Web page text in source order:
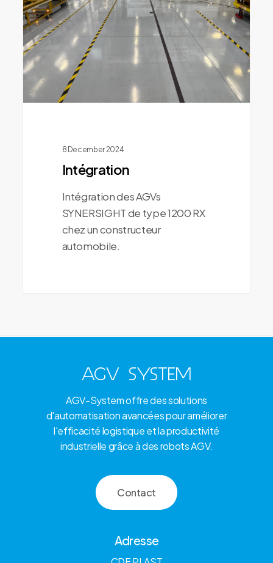
8 December 2024
Intégration
Intégration des AGVs
SYNERSIGHT de type 1200 RX
chez un constructeur
automobile.
AGV SYSTEM
AGV-System offre des solutions
d'automatisation avancées pour améliorer
l'efficacité logistique et la productivité
industrielle grâce à des robots AGV.
Contact
Adresse